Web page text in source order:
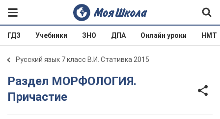
ГДЗ Учебники ЗНО ДПА Онлайн уроки НМТ
Русский язык 7 класс В.И. Стативка 2015
Раздел МОРФОЛОГИЯ.
Причастие